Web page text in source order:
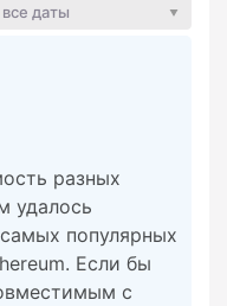
все даты
разных
удалось
популярных
Если бы
с